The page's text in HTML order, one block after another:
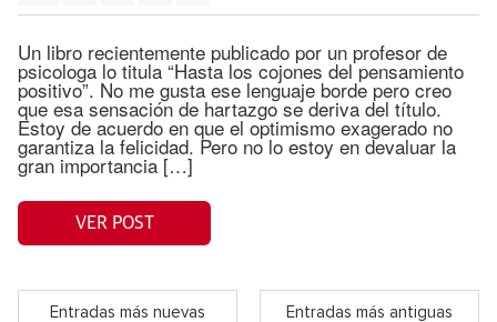
Un libro recientemente publicado por un profesor de
psicologa lo titula “Hasta los cojones del pensamiento
positivo”. No me gusta ese lenguaje borde pero creo
que esa sensación de hartazgo se deriva del título.
Estoy de acuerdo en que el optimismo exagerado no
garantiza la felicidad. Pero no lo estoy en devaluar la
gran importancia […]
VER POST
Entradas más nuevas Entradas más antiguas